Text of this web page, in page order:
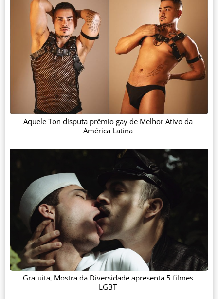
Aquele Ton disputa prêmio gay de Melhor Ativo da
América Latina
Gratuita, Mostra da Diversidade apresenta 5 filmes
LGBT